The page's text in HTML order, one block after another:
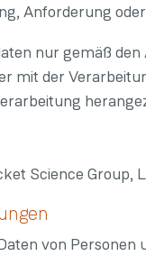
Anforderung
nur gemäß
mit der
Science Group,
von Personen